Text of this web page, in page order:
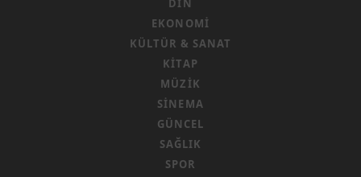
DIN
EKONOMI
KÜLTÜR & SANAT
KITAP
MÜZIK
SINEMA
GÜNCEL
SAĞLIK
SPOR